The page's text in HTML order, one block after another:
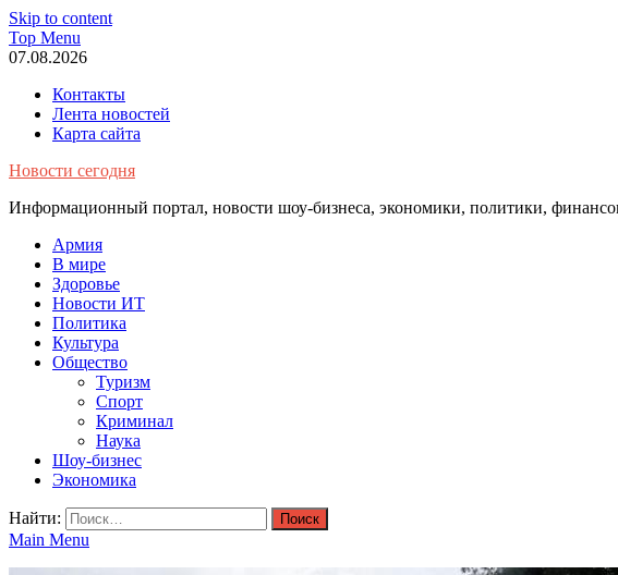
Skip to content
Top Menu
07.08.2026
Контакты
Лента новостей
Карта сайта
Новости сегодня
Информационный портал, новости шоу-бизнеса, экономики, политики,
Армия
В мире
Здоровье
Новости ИТ
Политика
Культура
Общество
Туризм
Спорт
Криминал
Наука
Шоу-бизнес
Экономика
Найти:
Main Menu